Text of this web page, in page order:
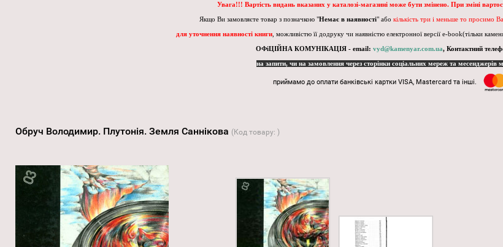
Увага!!! Вартість видань вказаних у каталозі-магазині може бути змінено. При зміні
Якщо Ви замовляєте товар з позначкою "Немає в наявності" або кількість три і меньше то просимо
для уточнення наявності книги, можливістю її додруку чи наявністю електронної версії e-book(тільки
ОФіЦІЙНА КОМУНІКАЦІЯ - email: vyd@kamenyar.com.ua, Контактний
на запити, чи на замовлення через сторінки соціальних мереж та месенджерів
приймамо до оплати банківські картки VISA, Mastercard та інші.
Обруч Володимир. Плутонія. Земля Саннікова (Код товару: )